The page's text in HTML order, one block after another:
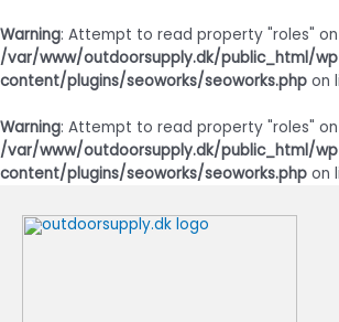
Warning: Attempt to read property "roles"
/var/www/outdoorsupply.dk/public_html/
content/plugins/seoworks/seoworks.php on
Warning: Attempt to read property "roles"
/var/www/outdoorsupply.dk/public_html/
content/plugins/seoworks/seoworks.php on
indholdet